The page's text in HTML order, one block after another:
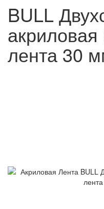
BULL
акриловая
лента 30